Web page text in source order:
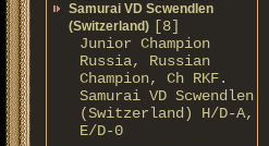
Samurai VD Scwendlen
(Switzerland) [8]
Junior Champion
Russia, Russian
Champion, Ch RKF.
Samurai VD Scwendlen
(Switzerland) H/D-A,
E/D-0